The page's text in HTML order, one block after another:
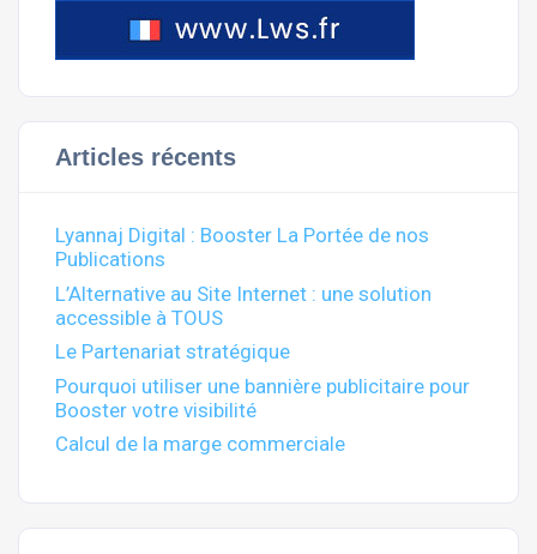
Articles récents
Lyannaj Digital : Booster La Portée de nos
Publications
L’Alternative au Site Internet : une solution
accessible à TOUS
Le Partenariat stratégique
Pourquoi utiliser une bannière publicitaire pour
Booster votre visibilité
Calcul de la marge commerciale